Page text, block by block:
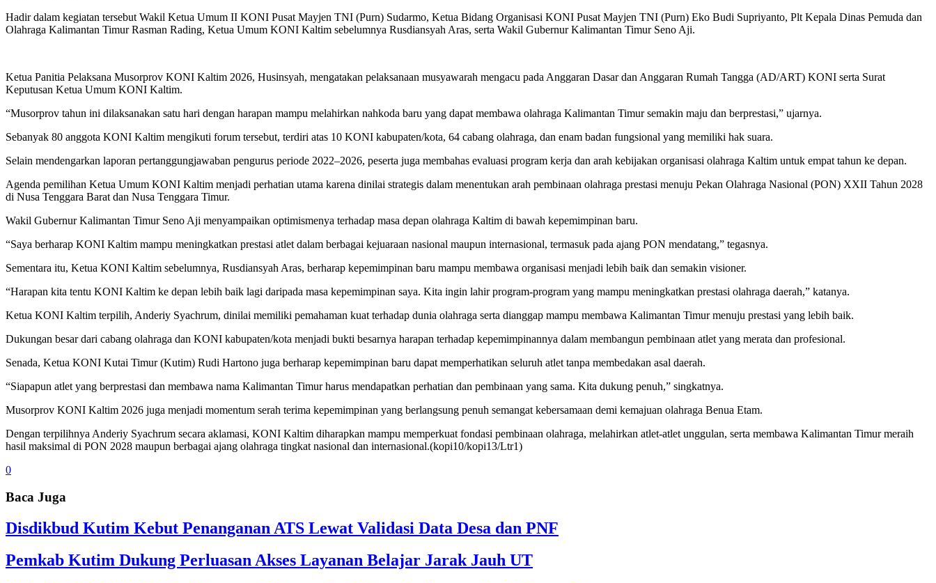
Hadir dalam kegiatan tersebut Wakil Ketua Umum II KONI Pusat Mayjen TNI (Purn) Sudarmo, Ketua Bidang Organisasi KONI Pusat Mayjen TNI (Purn) Eko Budi Supriyanto, Plt Kepala Dinas Pemuda dan
Olahraga Kalimantan Timur Rasman Rading, Ketua Umum KONI Kaltim sebelumnya Rusdiansyah Aras, serta Wakil Gubernur Kalimantan Timur Seno Aji.
Ketua Panitia Pelaksana Musorprov KONI Kaltim 2026, Husinsyah, mengatakan pelaksanaan musyawarah mengacu pada Anggaran Dasar dan Anggaran Rumah Tangga (AD/ART) KONI serta Surat
Keputusan Ketua Umum KONI Kaltim.
“Musorprov tahun ini dilaksanakan satu hari dengan harapan mampu melahirkan nahkoda baru yang dapat membawa olahraga Kalimantan Timur semakin maju dan berprestasi,” ujarnya.
Sebanyak 80 anggota KONI Kaltim mengikuti forum tersebut, terdiri atas 10 KONI kabupaten/kota, 64 cabang olahraga, dan enam badan fungsional yang memiliki hak suara.
Selain mendengarkan laporan pertanggungjawaban pengurus periode 2022–2026, peserta juga membahas evaluasi program kerja dan arah kebijakan organisasi olahraga Kaltim untuk empat tahun ke depan.
Agenda pemilihan Ketua Umum KONI Kaltim menjadi perhatian utama karena dinilai strategis dalam menentukan arah pembinaan olahraga prestasi menuju Pekan Olahraga Nasional (PON) XXII Tahun 2028
di Nusa Tenggara Barat dan Nusa Tenggara Timur.
Wakil Gubernur Kalimantan Timur Seno Aji menyampaikan optimismenya terhadap masa depan olahraga Kaltim di bawah kepemimpinan baru.
“Saya berharap KONI Kaltim mampu meningkatkan prestasi atlet dalam berbagai kejuaraan nasional maupun internasional, termasuk pada ajang PON mendatang,” tegasnya.
Sementara itu, Ketua KONI Kaltim sebelumnya, Rusdiansyah Aras, berharap kepemimpinan baru mampu membawa organisasi menjadi lebih baik dan semakin visioner.
“Harapan kita tentu KONI Kaltim ke depan lebih baik lagi daripada masa kepemimpinan saya. Kita ingin lahir program-program yang mampu meningkatkan prestasi olahraga daerah,” katanya.
Ketua KONI Kaltim terpilih, Anderiy Syachrum, dinilai memiliki pemahaman kuat terhadap dunia olahraga serta dianggap mampu membawa Kalimantan Timur menuju prestasi yang lebih baik.
Dukungan besar dari cabang olahraga dan KONI kabupaten/kota menjadi bukti besarnya harapan terhadap kepemimpinannya dalam membangun pembinaan atlet yang merata dan profesional.
Senada, Ketua KONI Kutai Timur (Kutim) Rudi Hartono juga berharap kepemimpinan baru dapat memperhatikan seluruh atlet tanpa membedakan asal daerah.
“Siapapun atlet yang berprestasi dan membawa nama Kalimantan Timur harus mendapatkan perhatian dan pembinaan yang sama. Kita dukung penuh,” singkatnya.
Musorprov KONI Kaltim 2026 juga menjadi momentum serah terima kepemimpinan yang berlangsung penuh semangat kebersamaan demi kemajuan olahraga Benua Etam.
Dengan terpilihnya Anderiy Syachrum secara aklamasi, KONI Kaltim diharapkan mampu memperkuat fondasi pembinaan olahraga, melahirkan atlet-atlet unggulan, serta membawa Kalimantan Timur meraih
hasil maksimal di PON 2028 maupun berbagai ajang olahraga tingkat nasional dan internasional.(kopi10/kopi13/Ltr1)
0
Baca Juga
Disdikbud Kutim Kebut Penanganan ATS Lewat Validasi Data Desa dan PNF
Pemkab Kutim Dukung Perluasan Akses Layanan Belajar Jarak Jauh UT